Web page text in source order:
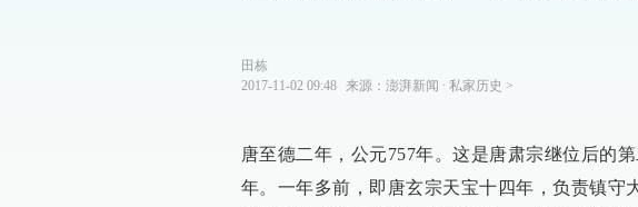
田栋
2017-11-02 09:48
来源： 澎湃新闻 ∙ 私家历史 >
唐至德二年，公元757年。这是唐肃宗继位后的
年。一年多前，即唐玄宗天宝十四年，负责镇守